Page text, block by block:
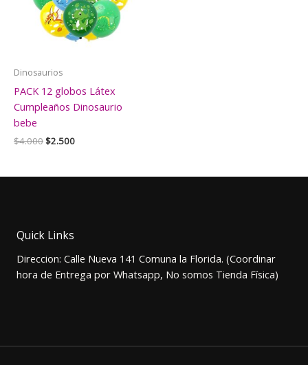
Dinosaurios
PACK 12 globos Látex
Cumpleaños Dinosaurio
bebe
$4.000El
era:
$2.500El
es:
Quick Links
Direccion: Calle Nueva 141 Comuna la Florida. (Coordinar
hora de Entrega por Whatsapp, No somos Tienda Física)